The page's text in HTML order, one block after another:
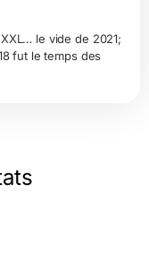
le vide de 2021;
fut le temps des